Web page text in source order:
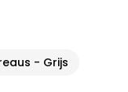
- Grijs